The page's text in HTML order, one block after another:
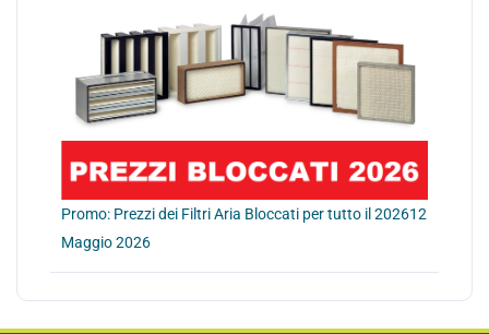
Promo: Prezzi dei Filtri Aria Bloccati per tutto il 202612
Maggio 2026